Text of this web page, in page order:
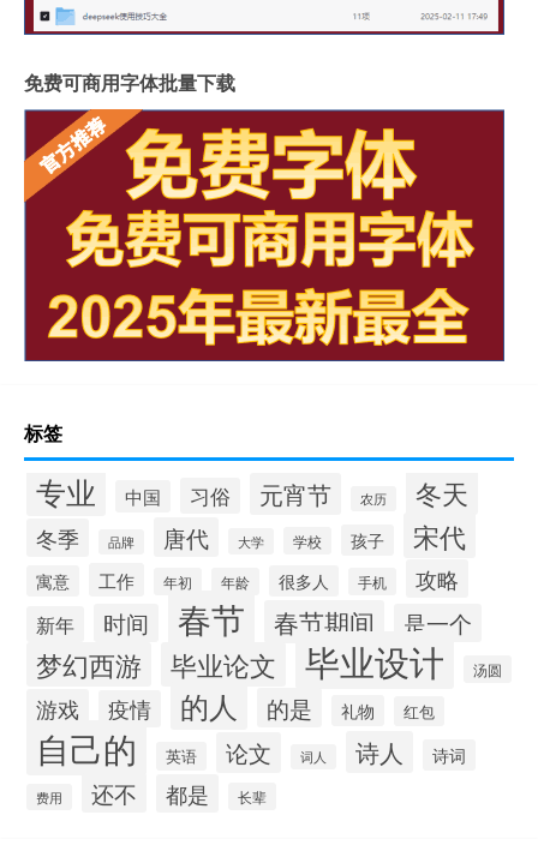
免费可商用字体批量下载
标签
专业 中国 习俗 元宵节 农历 冬天
冬季 品牌 唐代 大学 学校 孩子 宋代
寓意 工作 年初 年龄 很多人 手机 攻略
新年 时间 春节 春节期间 是一个
梦幻西游 毕业论文 毕业设计 汤圆
游戏 疫情 的人 的是 礼物 红包
自己的 英语 论文 词人 诗人 诗词
费用 还不 都是 长辈